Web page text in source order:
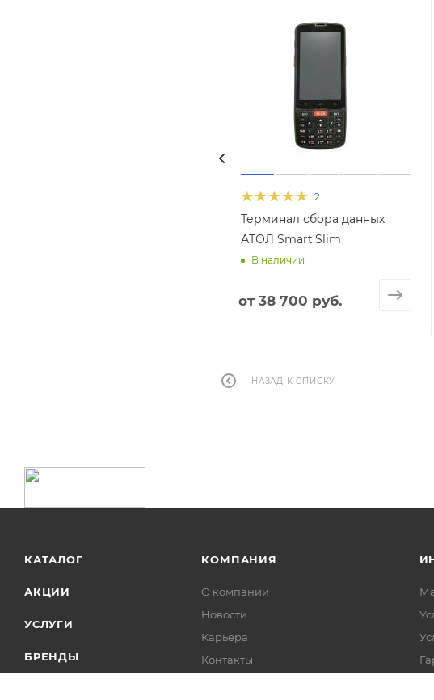
2
Терминал сбора данных
АТОЛ Smart.Slim
В наличии
от 38 700 руб.
НАЗАД К СПИСКУ
КАТАЛОГ
АКЦИИ
УСЛУГИ
БРЕНДЫ
КОМПАНИЯ
О компании
Новости
Карьера
Контакты